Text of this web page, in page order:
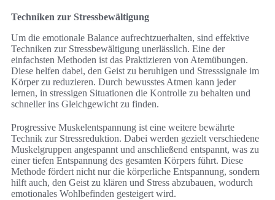
Techniken zur Stressbewältigung
Um die emotionale Balance aufrechtzuerhalten, sind effektive
Techniken zur Stressbewältigung unerlässlich. Eine der
einfachsten Methoden ist das Praktizieren von Atemübungen.
Diese helfen dabei, den Geist zu beruhigen und Stresssignale im
Körper zu reduzieren. Durch bewusstes Atmen kann jeder
lernen, in stressigen Situationen die Kontrolle zu behalten und
schneller ins Gleichgewicht zu finden.
Progressive Muskelentspannung ist eine weitere bewährte
Technik zur Stressreduktion. Dabei werden gezielt verschiedene
Muskelgruppen angespannt und anschließend entspannt, was zu
einer tiefen Entspannung des gesamten Körpers führt. Diese
Methode fördert nicht nur die körperliche Entspannung, sondern
hilft auch, den Geist zu klären und Stress abzubauen, wodurch
emotionales Wohlbefinden gesteigert wird.